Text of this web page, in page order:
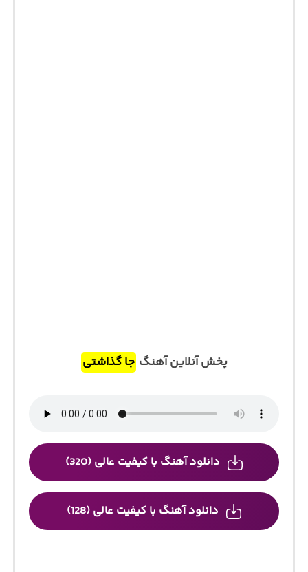
پخش آنلاین آهنگ جا گذاشتی
دانلود آهنگ با کیفیت عالی (320)
دانلود آهنگ با کیفیت عالی (128)